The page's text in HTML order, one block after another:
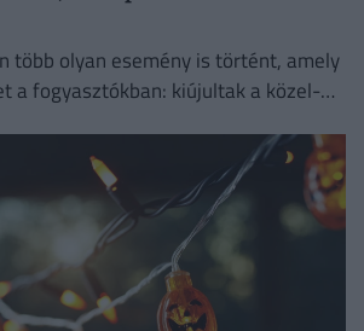
több olyan esemény is történt, amely
a fogyasztókban: kiújultak a közel-